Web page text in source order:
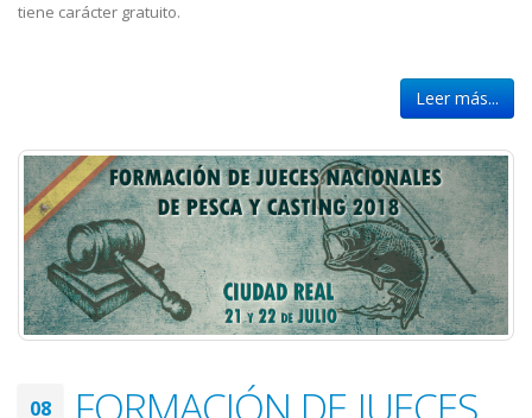
tiene carácter gratuito.
Leer más...
08